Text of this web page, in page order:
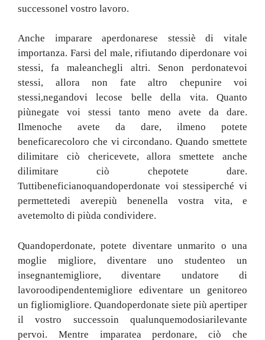
successonel vostro lavoro.
Anche imparare aperdonarese stessiè di vitale
importanza. Farsi del male,rifiutando diperdonare voi
stessi, fa maleanchegli altri. Senon perdonatevoi
stessi, allora non fate altro chepunire voi
stessi,negandovilecose belle della vita.Quanto
piùnegate voi stessi tanto meno avete da dare.
Ilmenoche avete da dare, ilmeno potete
beneficarecoloro che vi circondano.Quando smettete
dilimitare ciò chericevete, allorasmettete anche
dilimitare ciò chepotete dare.
Tuttibeneficianoquandoperdonate voi stessiperché vi
permettetedi averepiù benenella vostra vita, e
avetemolto di piùda condividere.
Quandoperdonate, potete diventare unmarito o una
moglie migliore, diventare uno studenteo un
insegnantemigliore,diventare undatore di
lavoroodipendentemigliore ediventare un genitoreo
un figliomigliore. Quandoperdonate siete più apertiper
il vostro successoin qualunquemodosiarilevante
pervoi. Mentre imparatea perdonare,ciò che